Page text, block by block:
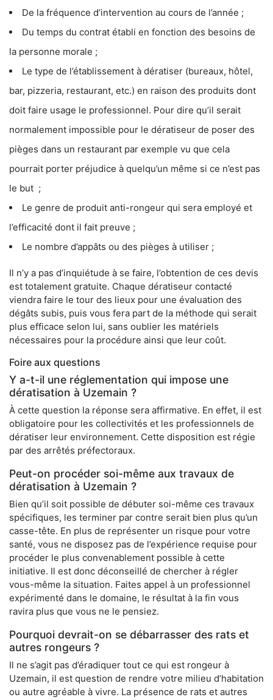
De la fréquence d’intervention au cours de l’année ;
Du temps du contrat établi en fonction des besoins de
la personne morale ;
Le type de l’établissement à dératiser (bureaux, hôtel,
bar, pizzeria, restaurant, etc.) en raison des produits dont
doit faire usage le professionnel. Pour dire qu’il serait
normalement impossible pour le dératiseur de poser des
pièges dans un restaurant par exemple vu que cela
pourrait porter préjudice à quelqu’un même si ce n’est pas
le but ;
Le genre de produit anti-rongeur qui sera employé et
l’efficacité dont il fait preuve ;
Le nombre d’appâts ou des pièges à utiliser ;
Il n’y a pas d’inquiétude à se faire, l’obtention de ces devis
est totalement gratuite. Chaque dératiseur contacté
viendra faire le tour des lieux pour une évaluation des
dégâts subis, puis vous fera part de la méthode qui serait
plus efficace selon lui, sans oublier les matériels
nécessaires pour la procédure ainsi que leur coût.
Foire aux questions
Y a-t-il une réglementation qui impose une
dératisation à Uzemain ?
À cette question la réponse sera affirmative. En effet, il est
obligatoire pour les collectivités et les professionnels de
dératiser leur environnement. Cette disposition est régie
par des arrêtés préfectoraux.
Peut-on procéder soi-même aux travaux de
dératisation à Uzemain ?
Bien qu’il soit possible de débuter soi-même ces travaux
spécifiques, les terminer par contre serait bien plus qu’un
casse-tête. En plus de représenter un risque pour votre
santé, vous ne disposez pas de l’expérience requise pour
procéder le plus convenablement possible à cette
initiative. Il est donc déconseillé de chercher à régler
vous-même la situation. Faites appel à un professionnel
expérimenté dans le domaine, le résultat à la fin vous
ravira plus que vous ne le pensiez.
Pourquoi devrait-on se débarrasser des rats et
autres rongeurs ?
Il ne s’agit pas d’éradiquer tout ce qui est rongeur à
Uzemain, il est question de rendre votre milieu d’habitation
ou autre agréable à vivre. La présence de rats et autres